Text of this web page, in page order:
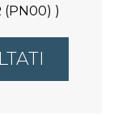
(PN00) )